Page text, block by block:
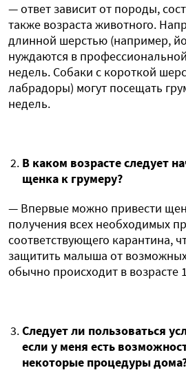
— ответ зависит от породы,
также возраста животного.
длинной шерстью (например,
нуждаются в
недель. Собаки с короткой
лабрадоры) могут посещать
недель.
В каком возрасте следует
щенка к грумеру?
— Впервые можно привести
получения всех необходимых
соответствующего карантина,
защитить малыша от
обычно происходит в возрасте
Следует ли пользоваться
если у меня есть
некоторые процедуры